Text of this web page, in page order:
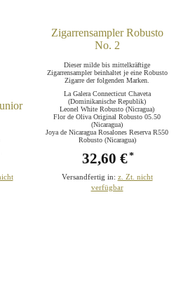
Zigarrensampler Robusto
No. 2
Dieser milde bis mittelkräftige
Zigarrensampler beinhaltet je eine Robusto
Zigarre der folgenden Marken.
La Galera Connecticut Chaveta
(Dominikanische Republik)
Leonel White Robusto (Nicragua)
Flor de Oliva Original Robusto 05.50
(Nicaragua)
Joya de Nicaragua Rosalones Reserva R550
Robusto (Nicaragua)
32,60 €*
Versandfertig in: z. Zt. nicht
verfügbar